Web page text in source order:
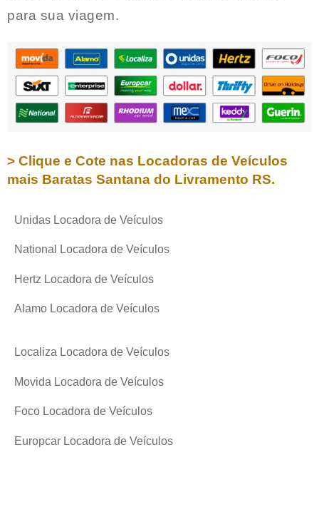
para sua viagem.
> Clique e Cote nas Locadoras de Veículos
mais Baratas Santana do Livramento RS.
Unidas Locadora de Veículos
National Locadora de Veículos
Hertz Locadora de Veículos
Alamo Locadora de Veículos
Localiza Locadora de Veículos
Movida Locadora de Veículos
Foco Locadora de Veículos
Europcar Locadora de Veículos